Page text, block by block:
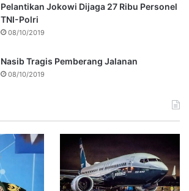
Pelantikan Jokowi Dijaga 27 Ribu Personel
TNI-Polri
08/10/2019
Nasib Tragis Pemberang Jalanan
08/10/2019